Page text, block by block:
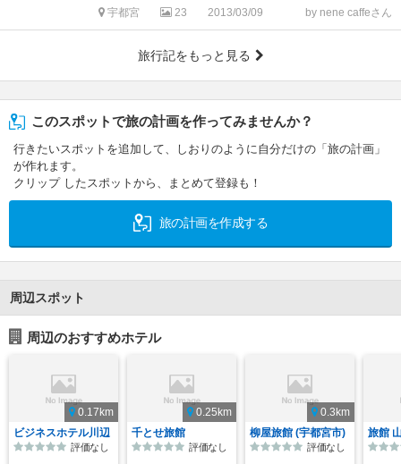
宇都宮 23 2013/03/09 by nene caffeさん
旅行記をもっと見る
このスポットで旅の計画を作ってみませんか？
行きたいスポットを追加して、しおりのように自分だけの「旅の計画」
が作れます。
クリップ したスポットから、まとめて登録も！
旅の計画を作成する
周辺スポット
周辺のおすすめホテル
0.17km
ビジネスホテル川辺
評価なし
0.25km
千とせ旅館
評価なし
0.3km
柳屋旅館 (宇都宮市)
評価なし
旅館